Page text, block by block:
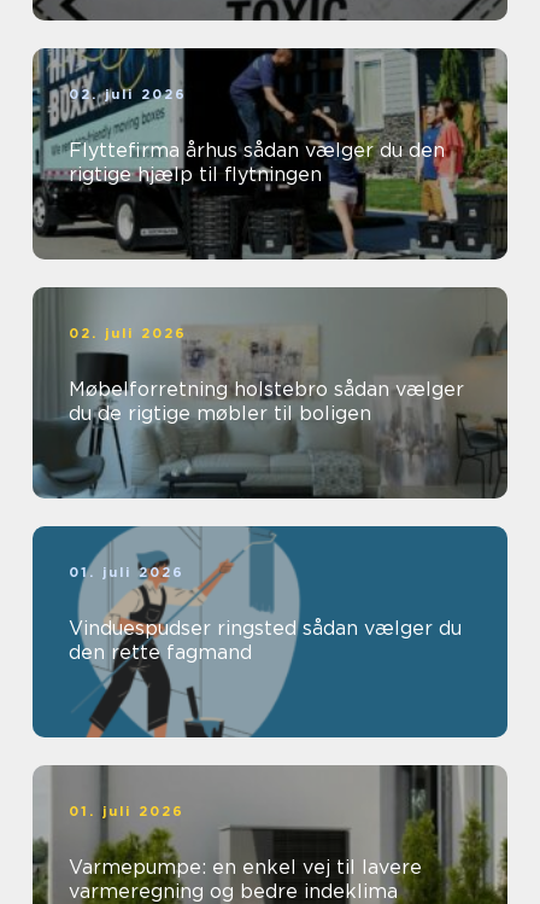
02. juli 2026
Flyttefirma århus sådan vælger du den
rigtige hjælp til flytningen
02. juli 2026
Møbelforretning holstebro sådan vælger
du de rigtige møbler til boligen
01. juli 2026
Vinduespudser ringsted sådan vælger du
den rette fagmand
01. juli 2026
Varmepumpe: en enkel vej til lavere
varmeregning og bedre indeklima